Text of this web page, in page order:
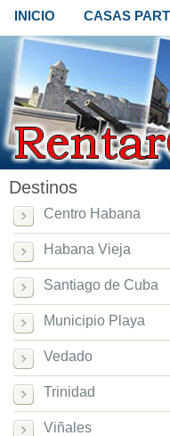
INICIO CASAS
Destinos
Centro Habana
Habana Vieja
Santiago de Cuba
Municipio Playa
Vedado
Trinidad
Viñales